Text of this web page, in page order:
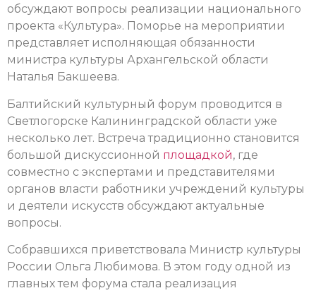
обсуждают вопросы реализации национального
проекта «Культура». Поморье на мероприятии
представляет исполняющая обязанности
министра культуры Архангельской области
Наталья Бакшеева.
Балтийский культурный форум проводится в
Светлогорске Калининградской области уже
несколько лет. Встреча традиционно становится
большой дискуссионной площадкой, где
совместно с экспертами и представителями
органов власти работники учреждений культуры
и деятели искусств обсуждают актуальные
вопросы.
Собравшихся приветствовала Министр культуры
России Ольга Любимова. В этом году одной из
главных тем форума стала реализация